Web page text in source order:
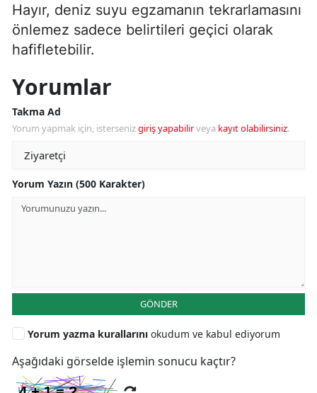
Hayır, deniz suyu egzamanın tekrarlamasını
önlemez sadece belirtileri geçici olarak
hafifletebilir.
Yorumlar
Takma Ad
Yorum yapmak için, istersenizgiriş yapabilirveya kayıt olabilirsiniz.
Yorum Yazın (500 Karakter)
GÖNDER
Yorum yazma kurallarını okudum ve kabul ediyorum
Aşağıdaki görselde işlemin sonucu kaçtır?